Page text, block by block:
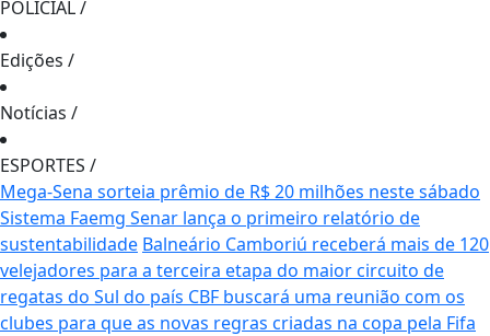
POLICIAL/
Edições /
Notícias /
ESPORTES /
Mega-Sena sorteia prêmio de R$ 20 milhões neste sábado
Sistema Faemg Senar lança o primeiro relatório de
sustentabilidade Balneário Camboriú receberá mais de 120
velejadores para a terceira etapa do maior circuito de
regatas do Sul do país CBF buscará uma reunião com os
clubes para que as novas regras criadas na copa pela Fifa